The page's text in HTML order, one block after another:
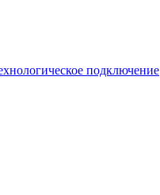
подключение